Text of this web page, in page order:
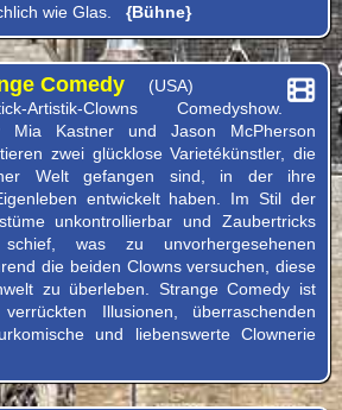
wie Glas. {Bühne}
Comedy
(USA)
Artistik-Clowns Comedyshow.
Mia Kastner und Jason McPherson
zwei glücklose Varietékünstler, die
Welt gefangen sind, in der ihre
entwickelt haben. Im Stil der
unkontrollierbar und Zaubertricks
was zu unvorhergesehenen
die beiden Clowns versuchen, diese
zu überleben. Strange Comedy ist
Illusionen, überraschenden
und liebenswerte Clownerie